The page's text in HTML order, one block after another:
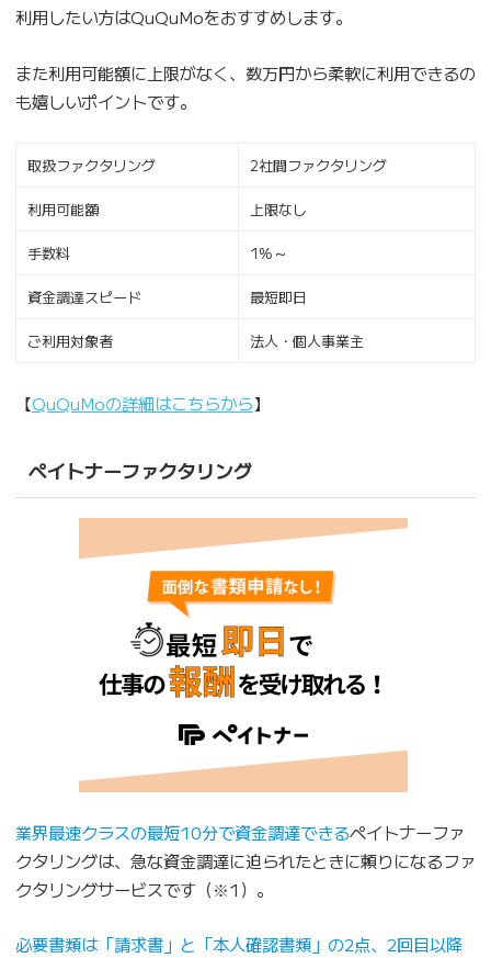
利用したい方はQuQuMoをおすすめします。
また利用可能額に上限がなく、数万円から柔軟に利用できるの
も嬉しいポイントです。
取扱ファクタリング 2社間ファクタリング
利用可能額 上限なし
手数料 1%～
資金調達スピード 最短即日
ご利用対象者 法人・個人事業主
【QuQuMoの詳細はこちらから】
ペイトナーファクタリング
業界最速クラスの最短10分で資金調達できるペイトナーファ
クタリングは、急な資金調達に迫られたときに頼りになるファ
クタリングサービスです（※1）。
必要書類は「請求書」と「本人確認書類」の2点、2回目以降